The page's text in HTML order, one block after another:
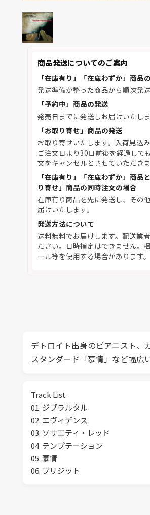
商品発送についてのご案内
「在庫有り」「在庫わずか」商品
発送準備が整った商品から順次発
「予約中」商品の発送
発売日までに発送しお届けいたしま
「お取り寄せ」商品の発送
お取り寄せいたします。入荷見込
ご注文日より30日前後を経過して
文をキャンセルとさせていただきま
「在庫有り」「在庫わずか」商品
り寄せ」商品の同時注文の場合
在庫有り商品を先に発送し、その
届けいたします。
発送方法について
送料無料でお届けします。配送業
ださい。日時指定はできません。
ール等を使用する場合があります。
デトロイト出身のピアニスト、
スタンダード「慕情」など幅広
Track List
01. ジブラルタル
02. エヴィデンス
03. ソサエティ・レッド
04. テンプテーション
05. 慕情
06. ブリジット